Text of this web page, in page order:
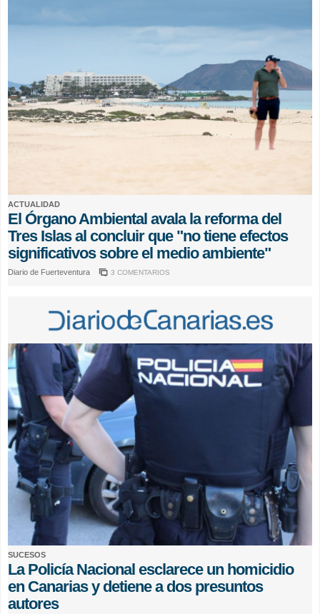
ACTUALIDAD
El Órgano Ambiental avala la reforma del
Tres Islas al concluir que "no tiene efectos
significativos sobre el medio ambiente"
Diario de Fuerteventura 3 COMENTARIOS
SUCESOS
La Policía Nacional esclarece un homicidio
en Canarias y detiene a dos presuntos
autores